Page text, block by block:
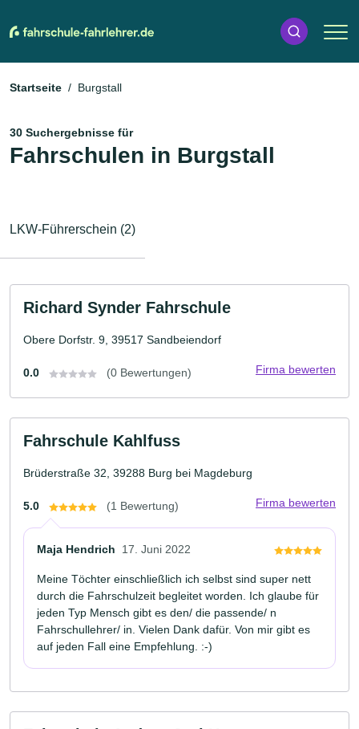
Startseite Burgstall
30 Suchergebnisse für
Fahrschulen in Burgstall
LKW-Führerschein (2)
Richard Synder Fahrschule
Obere Dorfstr. 9, 39517 Sandbeiendorf
0.0 (0 Bewertungen) Firma bewerten
Fahrschule Kahlfuss
Brüderstraße 32, 39288 Burg bei Magdeburg
5.0 (1 Bewertung) Firma bewerten
Maja Hendrich 17. Juni 2022
Meine Töchter einschließlich ich selbst sind super nett
durch die Fahrschulzeit begleitet worden. Ich glaube für
jeden Typ Mensch gibt es den/ die passende/ n
Fahrschullehrer/ in. Vielen Dank dafür. Von mir gibt es
auf jeden Fall eine Empfehlung. :-)